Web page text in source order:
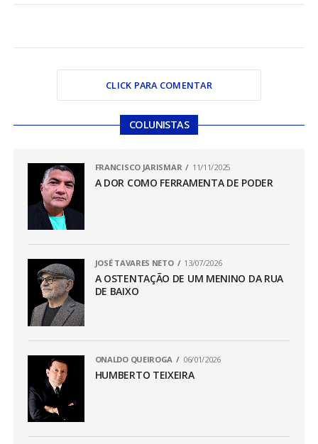
CLICK PARA COMENTAR
COLUNISTAS
FRANCISCO JARISMAR 11/11/2025
A DOR COMO FERRAMENTA DE PODER
JOSÉ TAVARES NETO 13/07/2026
A OSTENTAÇÃO DE UM MENINO DA RUA
DE BAIXO
ONALDO QUEIROGA 06/01/2026
HUMBERTO TEIXEIRA